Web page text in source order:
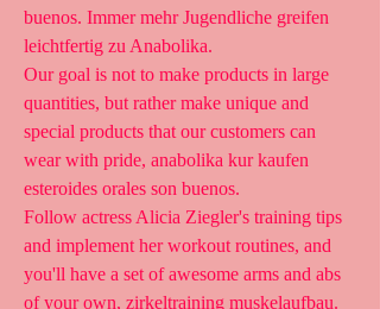
buenos. Immer mehr Jugendliche greifen
leichtfertig zu Anabolika.
Our goal is not to make products in large
quantities, but rather make unique and
special products that our customers can
wear with pride, anabolika kur kaufen
esteroides orales son buenos.
Follow actress Alicia Ziegler's training tips
and implement her workout routines, and
you'll have a set of awesome arms and abs
of your own, zirkeltraining muskelaufbau.